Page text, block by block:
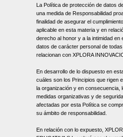
La Política de protección de datos
una medida de Responsabilidad
finalidad de asegurar el
aplicable en esta materia y en
derecho al honor y a la intimidad en
datos de carácter personal de
relacionan con XPLORA
En desarrollo de lo dispuesto en
cuáles son los Principios que rigen
la organización y en consecuencia,
medidas organizativas y de
afectadas por esta Política se
su ámbito de responsabilidad.
En relación con lo expuesto,